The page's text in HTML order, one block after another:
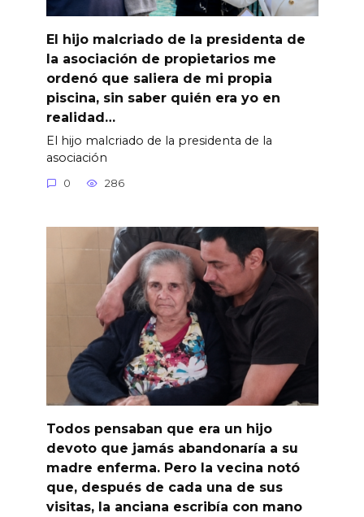
El hijo malcriado de la presidenta de
la asociación de propietarios me
ordenó que saliera de mi propia
piscina, sin saber quién era yo en
realidad…
El hijo malcriado de la presidenta de la
asociación
0 286
Todos pensaban que era un hijo
devoto que jamás abandonaría a su
madre enferma. Pero la vecina notó
que, después de cada una de sus
visitas, la anciana escribía con mano